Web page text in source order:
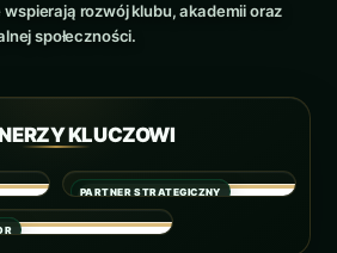
rozwój klubu, akademii oraz
społeczności.
KLUCZOWI
PARTNER STRATEGICZNY